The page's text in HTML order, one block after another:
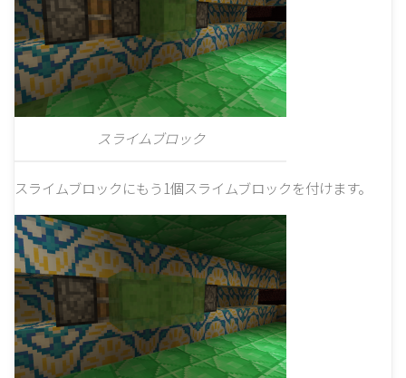
スライムブロック
スライムブロックにもう1個スライムブロックを付けます。